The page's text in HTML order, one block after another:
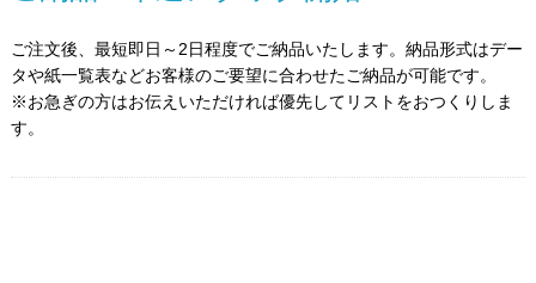
ご注文後、最短即日～2日程度でご納品いたします。納品形式はデー
タや紙一覧表などお客様のご要望に合わせたご納品が可能です。
※お急ぎの方はお伝えいただければ優先してリストをおつくりしま
す。